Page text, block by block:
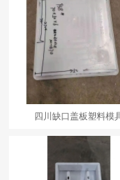
四川缺口盖板塑料模